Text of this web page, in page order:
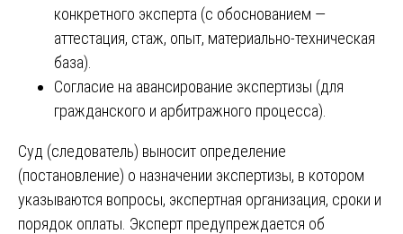
конкретного эксперта (с обоснованием —
аттестация, стаж, опыт, материально-техническая
база).
Согласие на авансирование экспертизы (для
гражданского и арбитражного процесса).
Суд (следователь) выносит определение
(постановление) о назначении экспертизы, в котором
указываются вопросы, экспертная организация, сроки и
порядок оплаты. Эксперт предупреждается об